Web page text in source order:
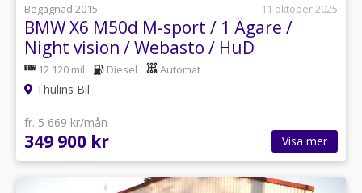
Begagnad 2015
11 oktober 2025
BMW X6 M50d M-sport / 1 Ägare /
Night vision / Webasto / HuD
12 120 mil Diesel Automat
Thulins Bil
fr. 5 669 kr/mån
349 900 kr Visa mer